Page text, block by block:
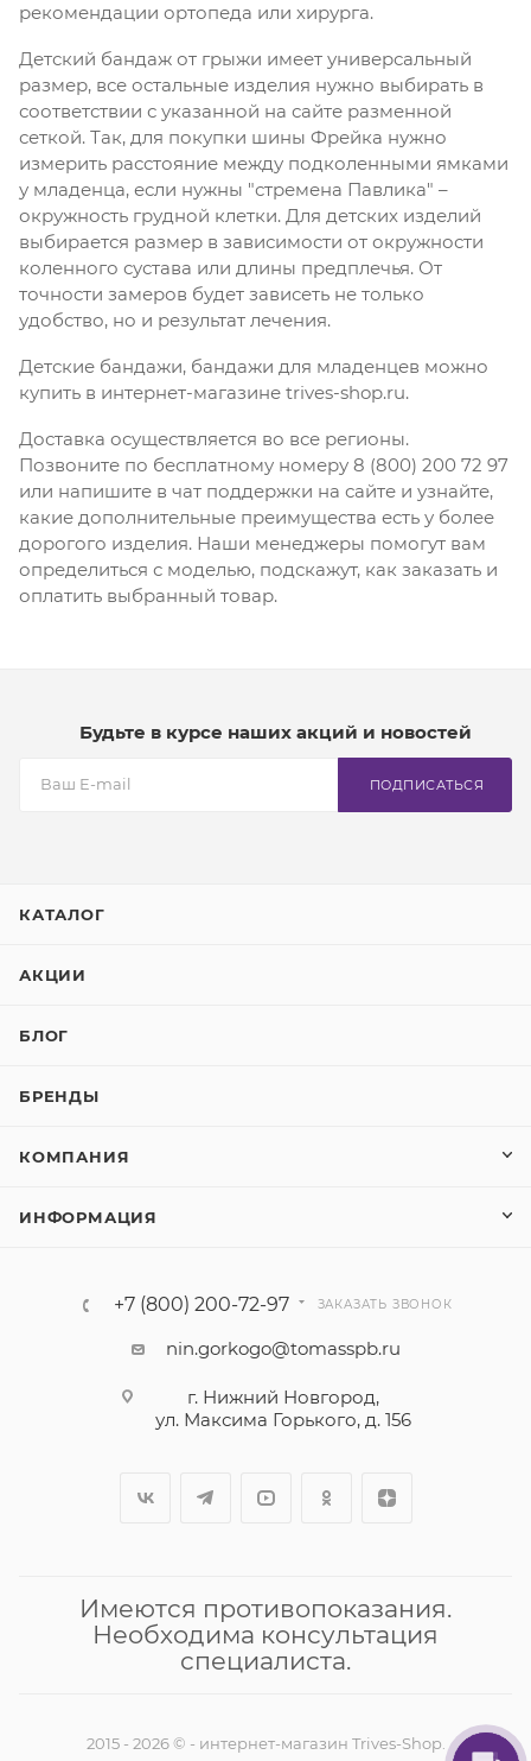
рекомендации ортопеда или хирурга.
Детский бандаж от грыжи имеет универсальный
размер, все остальные изделия нужно выбирать в
соответствии с указанной на сайте разменной
сеткой. Так, для покупки шины Фрейка нужно
измерить расстояние между подколенными ямками
у младенца, если нужны "стремена Павлика" –
окружность грудной клетки. Для детских изделий
выбирается размер в зависимости от окружности
коленного сустава или длины предплечья. От
точности замеров будет зависеть не только
удобство, но и результат лечения.
Детские бандажи, бандажи для младенцев можно
купить в интернет-магазине trives-shop.ru.
Доставка осуществляется во все регионы.
Позвоните по бесплатному номеру 8 (800) 200 72 97
или напишите в чат поддержки на сайте и узнайте,
какие дополнительные преимущества есть у более
дорогого изделия. Наши менеджеры помогут вам
определиться с моделью, подскажут, как заказать и
оплатить выбранный товар.
Будьте в курсе наших акций и новостей
ПОДПИСАТЬСЯ
КАТАЛОГ
АКЦИИ
БЛОГ
БРЕНДЫ
КОМПАНИЯ
ИНФОРМАЦИЯ
+7 (800) 200-72-97 ЗАКАЗАТЬ ЗВОНОК
nin.gorkogo@tomasspb.ru
г. Нижний Новгород,
ул. Максима Горького, д. 156
Имеются противопоказания.
Необходима консультация
специалиста.
2015 - 2026 © - интернет-магазин Trives-Shop.